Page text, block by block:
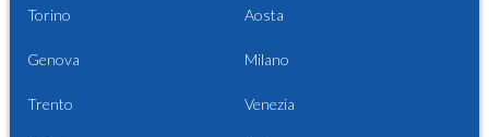
Torino Aosta
Genova Milano
Trento Venezia